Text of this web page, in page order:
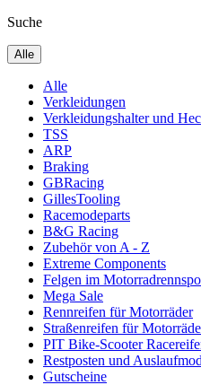
Suche
Alle
Alle
Verkleidungen
Verkleidungshalter und
TSS
ARP
Braking
GBRacing
GillesTooling
Racemodeparts
B&G Racing
Zubehör von A - Z
Extreme Components
Felgen im
Mega Sale
Rennreifen für Motorräder
Straßenreifen für
PIT Bike-Scooter
Restposten und
Gutscheine